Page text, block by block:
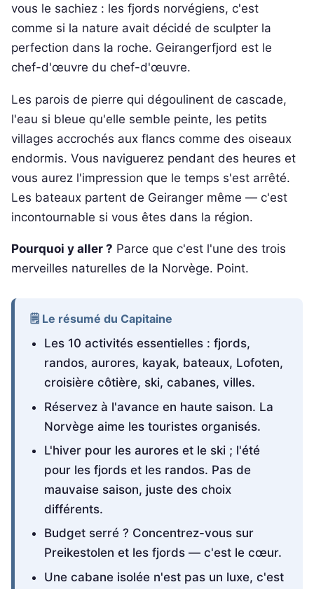
vous le sachiez : les fjords norvégiens, c'est
comme si la nature avait décidé de sculpter la
perfection dans la roche. Geirangerfjord est le
chef-d'œuvre du chef-d'œuvre.
Les parois de pierre qui dégoulinent de cascade,
l'eau si bleue qu'elle semble peinte, les petits
villages accrochés aux flancs comme des oiseaux
endormis. Vous naviguerez pendant des heures et
vous aurez l'impression que le temps s'est arrêté.
Les bateaux partent de Geiranger même — c'est
incontournable si vous êtes dans la région.
Pourquoi y aller ? Parce que c'est l'une des trois
merveilles naturelles de la Norvège. Point.
🗒️ Le résumé du Capitaine
Les 10 activités essentielles : fjords,
randos, aurores, kayak, bateaux, Lofoten,
croisière côtière, ski, cabanes, villes.
Réservez à l'avance en haute saison. La
Norvège aime les touristes organisés.
L'hiver pour les aurores et le ski ; l'été
pour les fjords et les randos. Pas de
mauvaise saison, juste des choix
différents.
Budget serré ? Concentrez-vous sur
Preikestolen et les fjords — c'est le cœur.
Une cabane isolée n'est pas un luxe, c'est